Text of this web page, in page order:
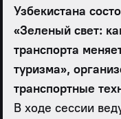
Узбекистана
«Зеленый свет:
транспорта
туризма»,
транспортные
В ходе сессии